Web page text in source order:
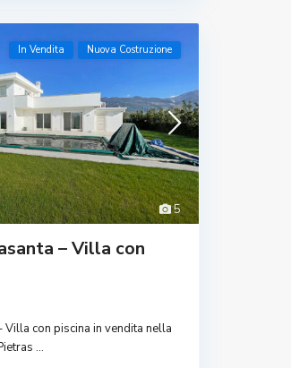
5
In Vendita Nuova Costruzione
– Villa con
Villa con piscina in vendita nella
...